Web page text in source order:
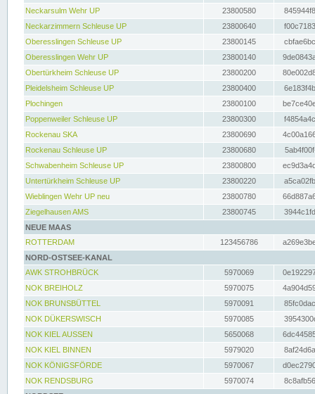
Neckarsulm Wehr UP
23800580
Neckarzimmern Schleuse UP
23800640
Oberesslingen Schleuse UP
23800145
Oberesslingen Wehr UP
23800140
Obertürkheim Schleuse UP
23800200
Pleidelsheim Schleuse UP
23800400
Plochingen
23800100
Poppenweiler Schleuse UP
23800300
Rockenau SKA
23800690
Rockenau Schleuse UP
23800680
Schwabenheim Schleuse UP
23800800
Untertürkheim Schleuse UP
23800220
Wieblingen Wehr UP neu
23800780
Ziegelhausen AMS
23800745
NEUE MAAS
ROTTERDAM
123456786
NORD-OSTSEE-KANAL
AWK STROHBRÜCK
5970069
NOK BREIHOLZ
5970075
NOK BRUNSBÜTTEL
5970091
NOK DÜKERSWISCH
5970085
NOK KIEL AUSSEN
5650068
NOK KIEL BINNEN
5979020
NOK KÖNIGSFÖRDE
5970067
NOK RENDSBURG
5970074